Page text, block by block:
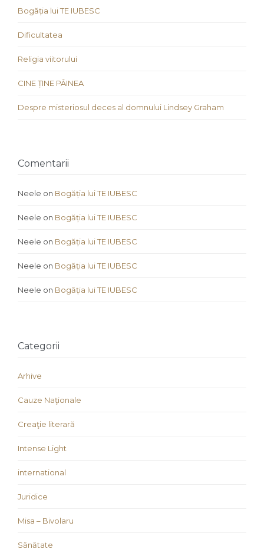
Bogăția lui TE IUBESC
Dificultatea
Religia viitorului
CINE ȚINE PÂINEA
Despre misteriosul deces al domnului Lindsey Graham
Comentarii
Neele on Bogăția lui TE IUBESC
Neele on Bogăția lui TE IUBESC
Neele on Bogăția lui TE IUBESC
Neele on Bogăția lui TE IUBESC
Neele on Bogăția lui TE IUBESC
Categorii
Arhive
Cauze Naţionale
Creaţie literară
Intense Light
international
Juridice
Misa – Bivolaru
Sănătate